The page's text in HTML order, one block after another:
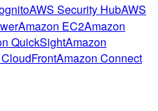
AWS Security HubAWS
Amazon EC2Amazon
QuickSightAmazon
Amazon Connect